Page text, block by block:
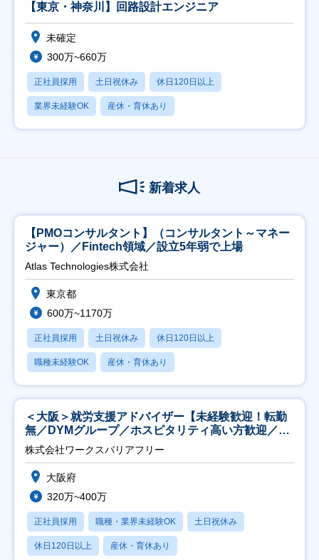
【東京・神奈川】回路設計エンジニア
未確定
300万~660万
正社員採用 土日祝休み 休日120日以上
業界未経験OK 産休・育休あり
新着求人
【PMOコンサルタント】（コンサルタント～マネー
ジャー）／Fintech領域／設立5年弱で上場
Atlas Technologies株式会社
東京都
600万~1170万
正社員採用 土日祝休み 休日120日以上
職種未経験OK 産休・育休あり
＜大阪＞就労支援アドバイザー【未経験歓迎！転勤
無／DYMグループ／ホスピタリティ高い方歓迎／土
日祝】
株式会社ワークスバリアフリー
大阪府
320万~400万
正社員採用 職種・業界未経験OK 土日祝休み
休日120日以上 産休・育休あり